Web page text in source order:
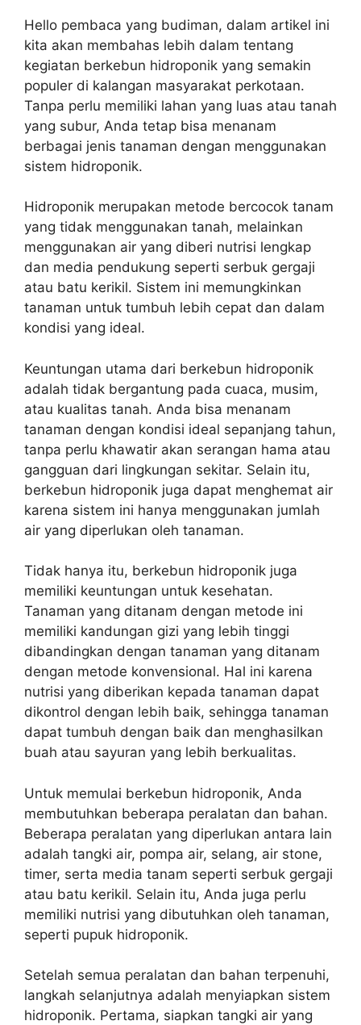
Hello pembaca yang budiman, dalam artikel ini
kita akan membahas lebih dalam tentang
kegiatan berkebun hidroponik yang semakin
populer di kalangan masyarakat perkotaan.
Tanpa perlu memiliki lahan yang luas atau tanah
yang subur, Anda tetap bisa menanam
berbagai jenis tanaman dengan menggunakan
sistem hidroponik.
Hidroponik merupakan metode bercocok tanam
yang tidak menggunakan tanah, melainkan
menggunakan air yang diberi nutrisi lengkap
dan media pendukung seperti serbuk gergaji
atau batu kerikil. Sistem ini memungkinkan
tanaman untuk tumbuh lebih cepat dan dalam
kondisi yang ideal.
Keuntungan utama dari berkebun hidroponik
adalah tidak bergantung pada cuaca, musim,
atau kualitas tanah. Anda bisa menanam
tanaman dengan kondisi ideal sepanjang tahun,
tanpa perlu khawatir akan serangan hama atau
gangguan dari lingkungan sekitar. Selain itu,
berkebun hidroponik juga dapat menghemat air
karena sistem ini hanya menggunakan jumlah
air yang diperlukan oleh tanaman.
Tidak hanya itu, berkebun hidroponik juga
memiliki keuntungan untuk kesehatan.
Tanaman yang ditanam dengan metode ini
memiliki kandungan gizi yang lebih tinggi
dibandingkan dengan tanaman yang ditanam
dengan metode konvensional. Hal ini karena
nutrisi yang diberikan kepada tanaman dapat
dikontrol dengan lebih baik, sehingga tanaman
dapat tumbuh dengan baik dan menghasilkan
buah atau sayuran yang lebih berkualitas.
Untuk memulai berkebun hidroponik, Anda
membutuhkan beberapa peralatan dan bahan.
Beberapa peralatan yang diperlukan antara lain
adalah tangki air, pompa air, selang, air stone,
timer, serta media tanam seperti serbuk gergaji
atau batu kerikil. Selain itu, Anda juga perlu
memiliki nutrisi yang dibutuhkan oleh tanaman,
seperti pupuk hidroponik.
Setelah semua peralatan dan bahan terpenuhi,
langkah selanjutnya adalah menyiapkan sistem
hidroponik. Pertama, siapkan tangki air yang